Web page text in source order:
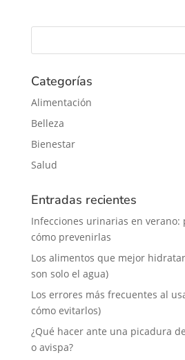
Categorías
Alimentación
Belleza
Bienestar
Salud
Entradas recientes
Infecciones urinarias en
cómo prevenirlas
Los alimentos que mejor
son solo el agua)
Los errores más frecuentes al
cómo evitarlos)
¿Qué hacer ante una picadura
o avispa?